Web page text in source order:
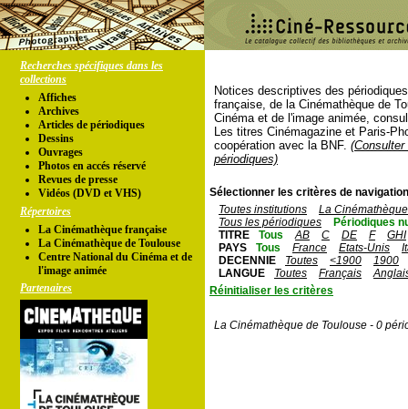
Recherches spécifiques dans les
collections
Affiches
Archives
Articles de périodiques
Dessins
Ouvrages
Photos en accés réservé
Revues de presse
Vidéos (DVD et VHS)
Répertoires
La Cinémathèque française
La Cinémathèque de Toulouse
Centre National du Cinéma et de
l'image animée
Partenaires
Notices descriptives des
française, de la Cinémathèque de
Cinéma et de l'image animée,
Les titres Cinémagazine et Paris-
coopération avec la BNF.
périodiques)
Sélectionner les critères de
Toutes institutions
La
Tous les périodiques
Périodiques
TITRE
Tous AB C DE F
GHI
PAYS
Tous France Etats-Unis
DECENNIE
Toutes <1900
1900
LANGUE
Toutes Français
Réinitialiser les critères
La Cinémathèque de Toulouse - 0